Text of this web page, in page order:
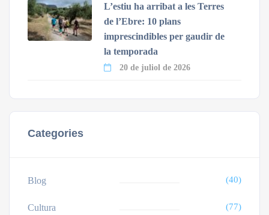
L’estiu ha arribat a les Terres
de l’Ebre: 10 plans
imprescindibles per gaudir de
la temporada
20 de juliol de 2026
Categories
Blog (40)
Cultura (77)